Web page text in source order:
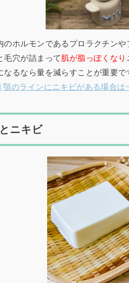
のホルモンであるプロラクチン
毛穴が詰まって 肌が脂っぽくなり
なるなら量を減らすことが重要で
顎のラインにニキビがある場合は
ニキビ